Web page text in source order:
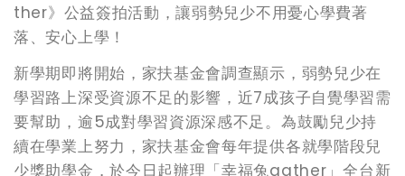
ther》公益簽拍活動，讓弱勢兒少不用憂心學費著
落、安心上學！
新學期即將開始，家扶基金會調查顯示，弱勢兒少在
學習路上深受資源不足的影響，近7成孩子自覺學習需
要幫助，逾5成對學習資源深感不足。為鼓勵兒少持
續在學業上努力，家扶基金會每年提供各就學階段兒
少獎助學金，於今日起辦理「幸福兔gather」全台新